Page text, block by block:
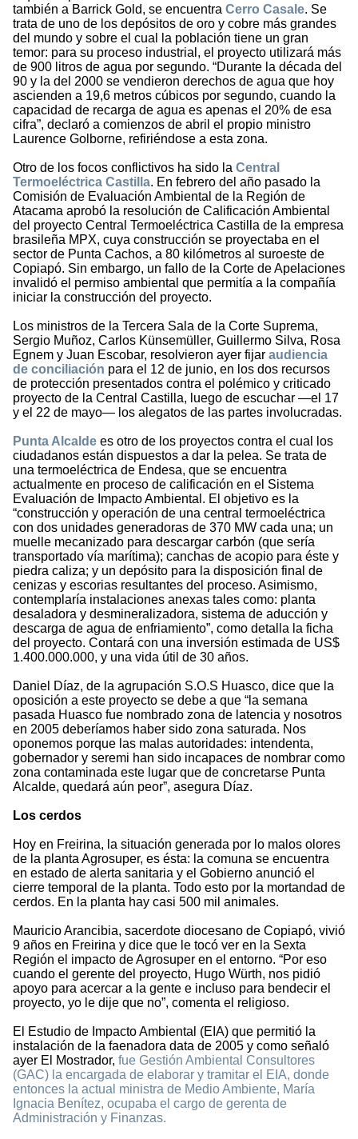
también a Barrick Gold, se encuentra Cerro Casale. Se
trata de uno de los depósitos de oro y cobre más grandes
del mundo y sobre el cual la población tiene un gran
temor: para su proceso industrial, el proyecto utilizará más
de 900 litros de agua por segundo. “Durante la década del
90 y la del 2000 se vendieron derechos de agua que hoy
ascienden a 19,6 metros cúbicos por segundo, cuando la
capacidad de recarga de agua es apenas el 20% de esa
cifra”, declaró a comienzos de abril el propio ministro
Laurence Golborne, refiriéndose a esta zona.
Otro de los focos conflictivos ha sido la Central
Termoeléctrica Castilla. En febrero del año pasado la
Comisión de Evaluación Ambiental de la Región de
Atacama aprobó la resolución de Calificación Ambiental
del proyecto Central Termoeléctrica Castilla de la empresa
brasileña MPX, cuya construcción se proyectaba en el
sector de Punta Cachos, a 80 kilómetros al suroeste de
Copiapó. Sin embargo, un fallo de la Corte de Apelaciones
invalidó el permiso ambiental que permitía a la compañía
iniciar la construcción del proyecto.
Los ministros de la Tercera Sala de la Corte Suprema,
Sergio Muñoz, Carlos Künsemüller, Guillermo Silva, Rosa
Egnem y Juan Escobar, resolvieron ayer fijar audiencia
de conciliación para el 12 de junio, en los dos recursos
de protección presentados contra el polémico y criticado
proyecto de la Central Castilla, luego de escuchar —el 17
y el 22 de mayo— los alegatos de las partes involucradas.
Punta Alcalde es otro de los proyectos contra el cual los
ciudadanos están dispuestos a dar la pelea. Se trata de
una termoeléctrica de Endesa, que se encuentra
actualmente en proceso de calificación en el Sistema
Evaluación de Impacto Ambiental. El objetivo es la
“construcción y operación de una central termoeléctrica
con dos unidades generadoras de 370 MW cada una; un
muelle mecanizado para descargar carbón (que sería
transportado vía marítima); canchas de acopio para éste y
piedra caliza; y un depósito para la disposición final de
cenizas y escorias resultantes del proceso. Asimismo,
contemplaría instalaciones anexas tales como: planta
desaladora y desmineralizadora, sistema de aducción y
descarga de agua de enfriamiento”, como detalla la ficha
del proyecto. Contará con una inversión estimada de US$
1.400.000.000, y una vida útil de 30 años.
Daniel Díaz, de la agrupación S.O.S Huasco, dice que la
oposición a este proyecto se debe a que “la semana
pasada Huasco fue nombrado zona de latencia y nosotros
en 2005 deberíamos haber sido zona saturada. Nos
oponemos porque las malas autoridades: intendenta,
gobernador y seremi han sido incapaces de nombrar como
zona contaminada este lugar que de concretarse Punta
Alcalde, quedará aún peor”, asegura Díaz.
Los cerdos
Hoy en Freirina, la situación generada por lo malos olores
de la planta Agrosuper, es ésta: la comuna se encuentra
en estado de alerta sanitaria y el Gobierno anunció el
cierre temporal de la planta. Todo esto por la mortandad de
cerdos. En la planta hay casi 500 mil animales.
Mauricio Arancibia, sacerdote diocesano de Copiapó, vivió
9 años en Freirina y dice que le tocó ver en la Sexta
Región el impacto de Agrosuper en el entorno. “Por eso
cuando el gerente del proyecto, Hugo Würth, nos pidió
apoyo para acercar a la gente e incluso para bendecir el
proyecto, yo le dije que no”, comenta el religioso.
El Estudio de Impacto Ambiental (EIA) que permitió la
instalación de la faenadora data de 2005 y como señaló
ayer El Mostrador, fue Gestión Ambiental Consultores
(GAC) la encargada de elaborar y tramitar el EIA, donde
entonces la actual ministra de Medio Ambiente, María
Ignacia Benítez, ocupaba el cargo de gerenta de
Administración y Finanzas.